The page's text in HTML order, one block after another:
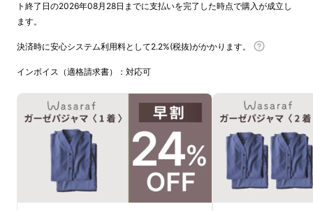
ト終了日の2026年08月28日までに支払いを完了した時点で購入が成立し
ます。
決済時に安心システム利用料として2.2%(税抜)がかかります。
インボイス（適格請求書）：対応可